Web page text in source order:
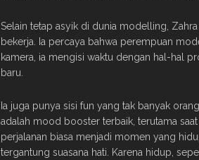
Selain tetap asyik di dunia modelling,
bekerja. Ia percaya bahwa perempuan
kamera, ia mengisi waktu dengan hal-hal
baru.
Ia juga punya sisi fun yang tak banyak
adalah mood booster terbaik, terutama
perjalanan biasa menjadi momen yang
tergantung suasana hati. Karena hidup,